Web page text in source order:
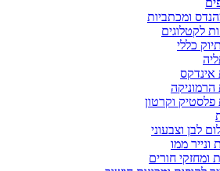
ומכתביות
לקטלוגים
כללי
אינדקס
הרמוניקה
פלסטיק וקרטון
לבן וצבעוני
ונייר ממו
ומחזקי חורים